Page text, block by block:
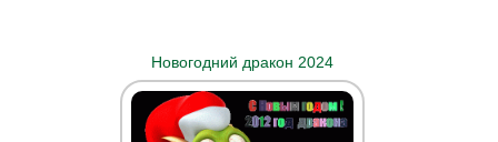
Новогодний дракон 2024